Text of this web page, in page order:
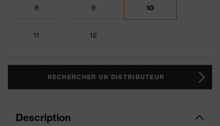
8 9 10
11 12
RECHERCHER UN DISTRIBUTEUR
Description